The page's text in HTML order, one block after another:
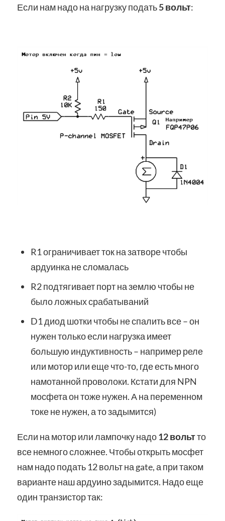
Если нам надо на нагрузку подать5 вольт:
R1 ограничивает ток на затворе чтобы
ардуинка не сломалась
R2 подтягивает порт на землю чтобы не
было ложных срабатываний
D1 диод шотки чтобы не спалить все – он
нужен только если нагрузка имеет
большую индуктивность – например реле
или мотор или еще что-то, где есть много
намотанной проволоки. Кстати для NPN
мосфета он тоже нужен. А на переменном
токе не нужен, а то задымится)
Если на мотор или лампочку надо12 вольтто
все немного сложнее. Чтобы открыть мосфет
нам надо подать 12 вольт на gate, а при таком
варианте наш ардуино задымится. Надо еще
один транзистор так: